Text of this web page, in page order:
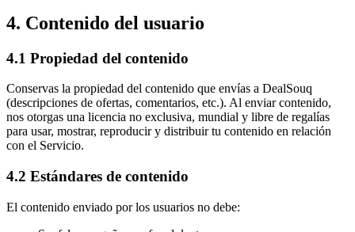
4. Contenido del usuario
4.1 Propiedad del contenido
Conservas la propiedad del contenido que envías a DealSouq
(descripciones de ofertas, comentarios, etc.). Al enviar contenido,
nos otorgas una licencia no exclusiva, mundial y libre de regalías
para usar, mostrar, reproducir y distribuir tu contenido en relación
con el Servicio.
4.2 Estándares de contenido
El contenido enviado por los usuarios no debe: